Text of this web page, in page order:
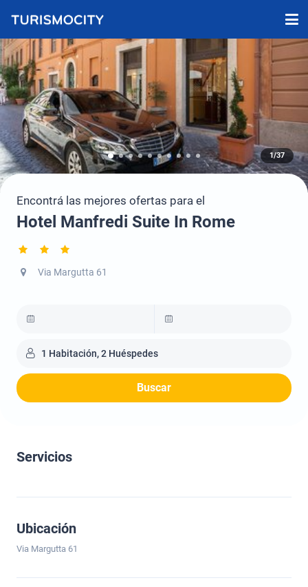
1/37
Encontrá las mejores ofertas para el
Hotel Manfredi Suite In Rome
Via Margutta 61
1 Habitación, 2 Huéspedes
Buscar
Servicios
Ubicación
Via Margutta 61